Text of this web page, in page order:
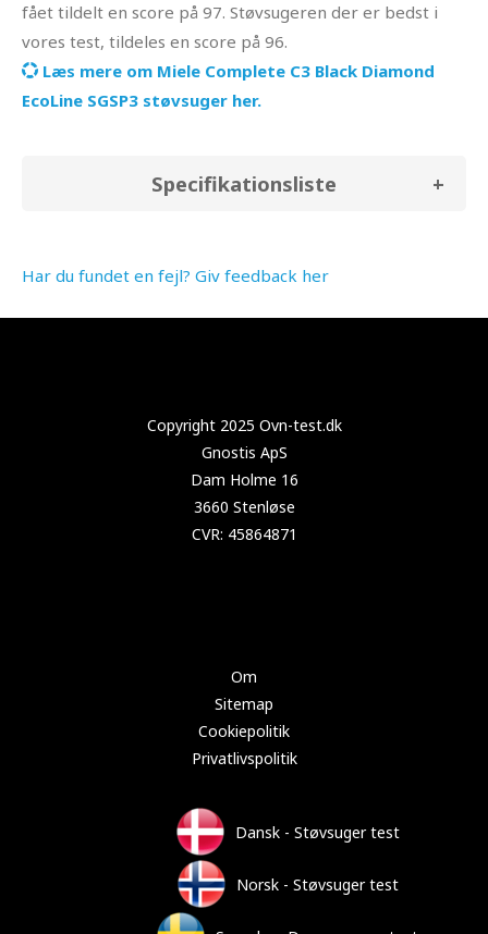
fået tildelt en score på 97. Støvsugeren der er bedst i
vores test, tildeles en score på 96.
Læs mere om Miele Complete C3 Black Diamond
EcoLine SGSP3 støvsuger her.
Specifikationsliste
Har du fundet en fejl? Giv feedback her
Om
Sitemap
Cookiepolitik
Privatlivspolitik
Dansk - Støvsuger test
Norsk - Støvsuger test